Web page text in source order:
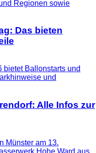
Das bieten
Alle Infos zur